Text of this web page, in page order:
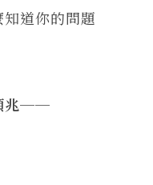
知道你的問題
兆──